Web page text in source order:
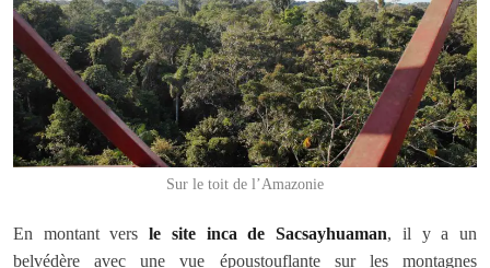
Sur le toit de l’Amazonie
En montant versle site inca de Sacsayhuaman, il y a un
belvédère avec une vue époustouflante sur les montagnes